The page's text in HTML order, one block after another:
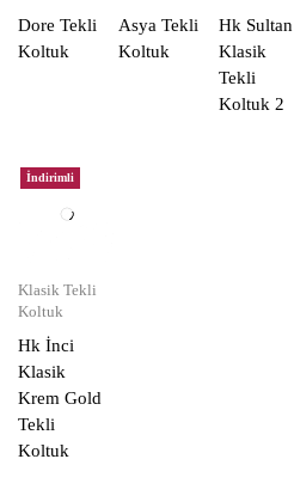
Dore Tekli
Koltuk
Asya Tekli
Koltuk
Hk Sultan
Klasik
Tekli
Koltuk 2
İndirimli
Klasik Tekli
Koltuk
Hk İnci
Klasik
Krem Gold
Tekli
Koltuk